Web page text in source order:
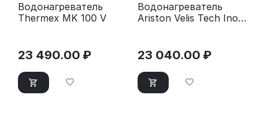
Водонагреватель
Thermex MK 100 V
23 490.00 ₽
Водонагреватель
Ariston Velis Tech Inox
23 040.00 ₽